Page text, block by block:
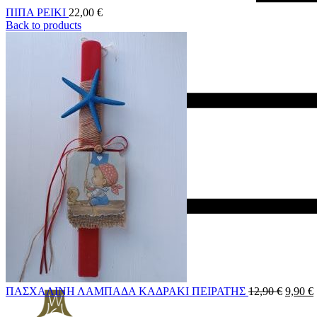
ΠΙΠΑ ΡΕΙΚΙ 22,00 €
Back to products
ΠΑΣΧΑΛΙΝΗ ΛΑΜΠΑΔΑ ΚΑΔΡΑΚΙ ΠΕΙΡΑΤΗΣ 12,90€ 9,90 €